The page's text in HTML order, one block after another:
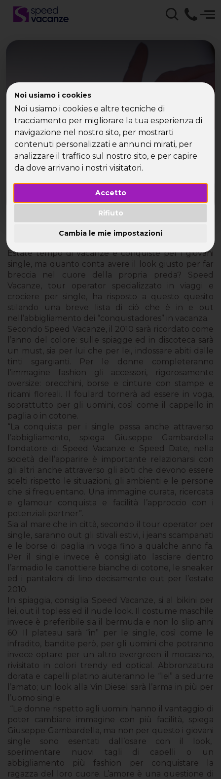
Noi usiamo i cookies
Noi usiamo i cookies e altre tecniche di
tracciamento per migliorare la tua esperienza di
navigazione nel nostro sito, per mostrarti
contenuti personalizzati e annunci mirati, per
analizzare il traffico sul nostro sito, e per capire
da dove arrivano i nostri visitatori.
Accetto
Rifiuto
Cambia le mie impostazioni
“L’abito fa.. il single”
Il look giusto per fare conquiste in vacanza
Estate tempo di vacanze e conquiste per i giovani
single, ma quanto conta avere il look giusto per far
breccia nel cuore della propria preda? Speed
Vacanze, tour operator specializzato in viaggi e
crociere per single, ha risposto a questo quesito
stilando una breve lista di ciò che è in e out
nell’abbigliamento dei “conquistadores” in vacanza.
Secondo Speed Vacanze, il 2010 sarà ricordato come
l’anno del colore: sulle spiagge ed in discoteca sarà
un must, sia per lui che per lei, indossare abiti dalle
tinti sgargianti. Per le donne completeranno
l’immagine fashion gli accessori, rigorosamente
oversize: orecchini, borse e cinture con stampe e
ricami floreali. Il foulard tornerà ad essere in voga,
soprattutto per gli uomini, così come il cappello in
paglia o in cotone.
“La conquista per i single passa anche attraverso
l’abbigliamento, spiega Giuseppe Gambardella
fondatore di Speed Vacanze e Speed Date, nella
società dell’apparire è importante relazionarsi con
gli altri anche attraverso gli abiti che devono essere
scelti rispetto le situazioni, gli ambienti e le persone
che si frequentano. Una immagine curata, ricercata
e glamour conquista e facilità l’approccio con i
potenziali partner”.
Sia al mare che in città, secondo il tour operator per
single, saranno out gli stivali estivi, i jeans scampanati
e le borse di paglia in voga fino a qualche anno fa.
Per il single invece è consigliato lasciare dentro
l’armadio le canottiere bianche di cotone, le sneaker
ed i pantaloni di lino decisamente out per l’estate
2010.
In spiaggia, consiglia Speed Vacanze, si al bikini per
lei, out il topless ed il nude look. Il costume maschile
invece è preferibile sia il bermuda e non lo slip anni
60. Il plateau sarà “in” per le single, così come le
infradito, bandite però, per gli uomini che potranno
invece optare per un altro evergreen il mocassino,
rivisitato in colori trendy ed optical. Abbronzatura
dorata e capelli platino aiuteranno le “lei” a sedurre
l’amato; un look alla Vin Diesel sarà l’arma in più per
l’uomo single.
“Le donne rispetto agli uomini hanno il vantaggio di
poter cambiare immagine con più facilità, spiega
Giuseppe Gambardella, ma non per questo i giovani
single sono esentati dall’osare con il look,
sperimentare nuovi tagli di capelli o un
abbigliamento più fashion per conquistare la
ragazza del loro cuore. L’amore è una questione di